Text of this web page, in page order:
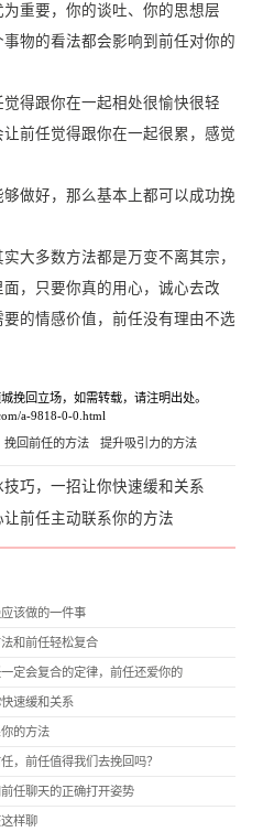
重要，你的谈吐、你的思想层
物的看法都会影响到前任对你的
得跟你在一起相处很愉快很轻
前任觉得跟你在一起很累，感觉
做好，那么基本上都可以成功挽
大多数方法都是万变不离其宗，
，只要你真的用心，诚心去改
的情感价值，前任没有理由不选
挽回立场，如需转载，请注明出处。
a-9818-0-0.html
挽回前任的方法 提升吸引力的方法
巧，一招让你快速缓和关系
前任主动联系你的方法
该做的一件事
和前任轻松复合
定会复合的定律，前任还爱你的
速缓和关系
的方法
，前任值得我们去挽回吗？
任聊天的正确打开姿势
样聊